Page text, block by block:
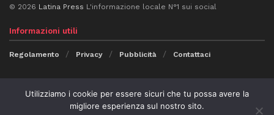
© 2026 Latina Press L'informazione locale N°1 sui social
Informazioni utili
Regolamento Privacy Pubblicità Contattaci
Utilizziamo i cookie per essere sicuri che tu possa avere la
migliore esperienza sul nostro sito.